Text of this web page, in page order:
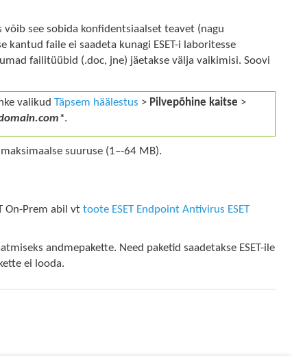
see sobida konfidentsiaalset teavet (nagu
faile ei saadeta kunagi ESET-i laboritesse
failitüübid (.doc, jne) jäetakse välja vaikimisi. Soovi
valikudTäpsem häälestus > Pilvepõhine kaitse >
.
suuruse (1–-64 MB).
On-Prem abil vttoote ESET Endpoint Antivirus ESET
andmepakette. Need paketid saadetakse ESET-ile
ei looda.